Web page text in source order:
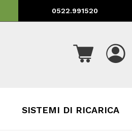
0522.991520
SISTEMI DI RICARICA